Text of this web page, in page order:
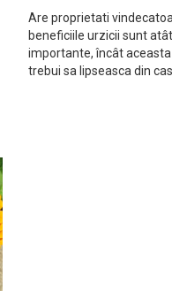
Are proprietati
beneficiile urzicii sunt
importante, încât
trebui sa lipseasca din